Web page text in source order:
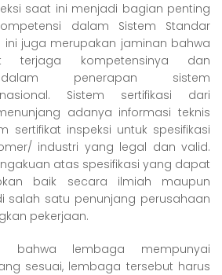
saat ini menjadi bagian penting
dalam Sistem Standar
ini juga merupakan jaminan bahwa
terjaga kompetensinya dan
dalam penerapan sistem
nasional. Sistem sertifikasi dari
adanya informasi teknis
sertifikat inspeksi untuk spesifikasi
industri yang legal dan valid.
atas spesifikasi yang dapat
baik secara ilmiah maupun
salah satu penunjang perusahaan
pekerjaan.
bahwa lembaga mempunyai
sesuai, lembaga tersebut harus